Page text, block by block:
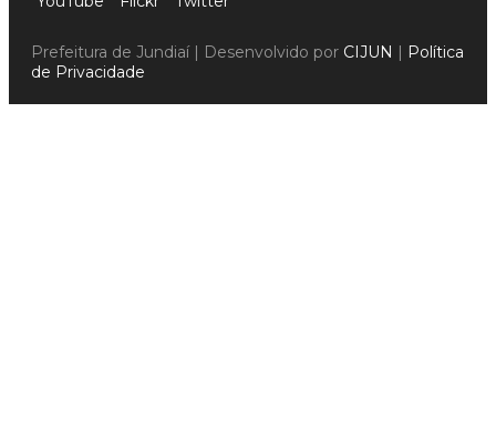
Prefeitura de Jundiaí | Desenvolvido por CIJUN | Política
de Privacidade